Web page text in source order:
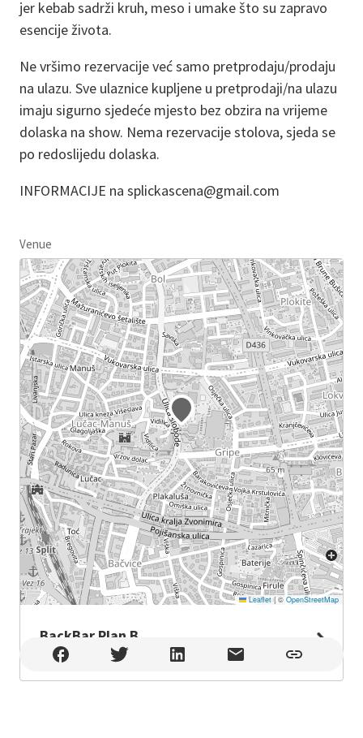
jer kebab sadrži kruh, meso i umake što su zapravo
esencije života.
Ne vršimo rezervacije već samo pretprodaju/prodaju
na ulazu. Sve ulaznice kupljene u pretprodaji/na ulazu
imaju sigurno sjedeće mjesto bez obzira na vrijeme
dolaska na show. Nema rezervacije stolova, sjeda se
po redoslijedu dolaska.
INFORMACIJE na splickascena@gmail.com
Venue
Leaflet |© OpenStreetMap
BackBar Plan B
BackBar Plan B , Split